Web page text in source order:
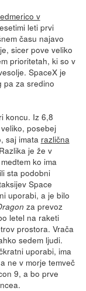
v
leti prvi
času najavo
sicer pove veliko
prioritetah, ki so v
SpaceX je
pa za sredino
koncu. Iz 6,8
posebej
saj imata različna
je že v
ko ima
sta podobni
Space
uporabi, a je bilo
za prevoz
letel na raketi
prostora. Vrača
sedem ljudi.
uporabi, ima
ne v morje temveč
9, a bo prve